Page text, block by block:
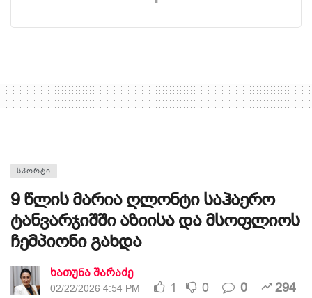
ᲡᲞᲝᲠᲢᲘ
9 წლის მარია ღლონტი საჰაერო
ტანვარჯიშში აზიისა და მსოფლიოს
ჩემპიონი გახდა
ხათუნა შარაძე
02/22/2026 4:54 PM 1 0 0 294